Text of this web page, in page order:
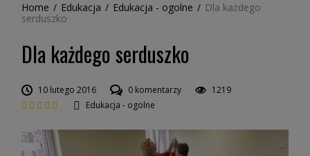
Home / Edukacja / Edukacja - ogolne / Dla każdego
serduszko
Dla każdego serduszko
10 lutego 2016 0 komentarzy
1219
Edukacja - ogolne